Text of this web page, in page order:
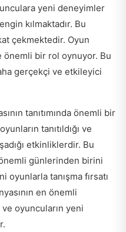
yeni deneyimler
kılmaktadır. Bu
çekmektedir. Oyun
önemli bir rol oynuyor. Bu
gerçekçi ve etkileyici
tanıtımında önemli bir
tanıtıldığı ve
etkinliklerdir. Bu
günlerinden birini
oyunlarla tanışma fırsatı
en önemli
oyuncuların yeni